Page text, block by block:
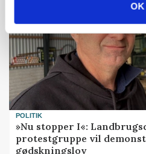
OK
POLITIK
»Nu stopper I«:
protestgruppe vil
gødskningslov